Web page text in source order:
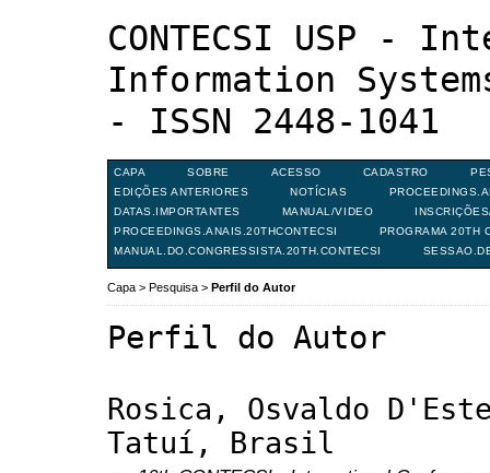
CONTECSI USP -
Information
- ISSN 2448-1041
CAPA SOBRE ACESSO CADASTRO
EDIÇÕES ANTERIORES
NOTÍCIAS
DATAS.IMPORTANTES
MANUAL/VIDEO
PROCEEDINGS.ANAIS.20THCONTECSI
PROGRAMA 20TH
MANUAL.DO.CONGRESSISTA.20TH.CONTECSI
Capa > Pesquisa > Perfil do Autor
Perfil do Autor
Rosica, Osvaldo
Tatuí, Brasil